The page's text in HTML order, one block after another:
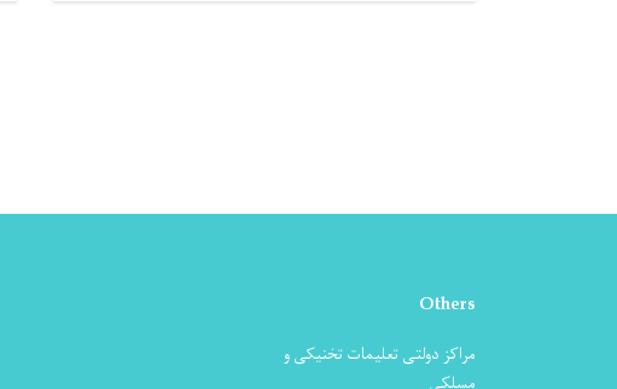
Others
مراکز دولتی تعلیمات تخنیکی و